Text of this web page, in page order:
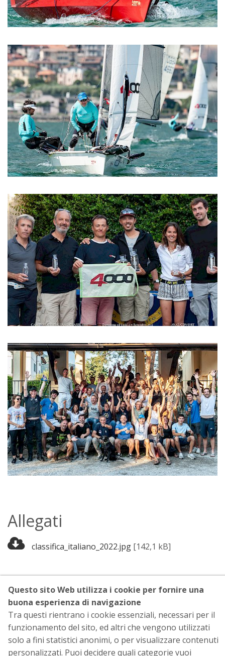
Allegati
classifica_italiano_2022.jpg [142,1 kB]
ASSO 4000 | Corso Montebello 5B, Tortona, AL, 15057
p.iva: , Codice Fiscale: NNRCLN82A29L304C
Privacy | Cookies
Questo sito Web utilizza i cookie per fornire una
buona esperienza di navigazione
Tra questi rientrano i cookie essenziali, necessari per il
funzionamento del sito, ed altri che vengono utilizzati
solo a fini statistici anonimi, o per visualizzare contenuti
personalizzati. Puoi decidere quali categorie vuoi